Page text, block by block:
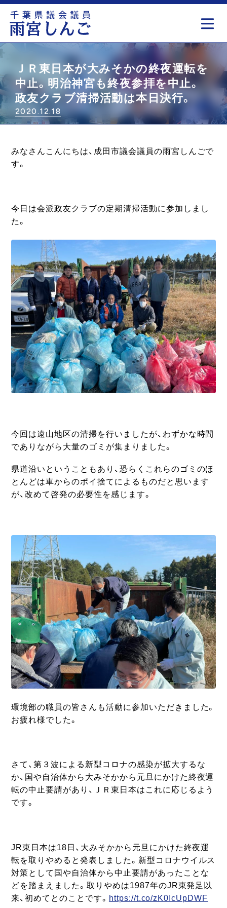
ＪＲ東日本が大みそかの終夜運転を
中止。明治神宮も終夜参拝を中止。
政友クラブ清掃活動は本日決行。
2020.12.18
みなさんこんにちは、成田市議会議員の雨宮しんごで
す。
今日は会派政友クラブの定期清掃活動に参加しまし
た。
今回は遠山地区の清掃を行いましたが、わずかな時間
でありながら大量のゴミが集まりました。
県道沿いということもあり、恐らくこれらのゴミのほ
とんどは車からのポイ捨てによるものだと思います
が、改めて啓発の必要性を感じます。
環境部の職員の皆さんも活動に参加いただきました。
お疲れ様でした。
さて、第３波による新型コロナの感染が拡大するな
か、国や自治体から大みそかから元旦にかけた終夜運
転の中止要請があり、ＪＲ東日本はこれに応じるよう
です。
JR東日本は18日、大みそかから元旦にかけた終夜運
転を取りやめると発表しました。新型コロナウイルス
対策として国や自治体から中止要請があったことな
どを踏まえました。取りやめは1987年のJR東発足以
来、初めてとのことです。 https://t.co/zK0IcUpDWF